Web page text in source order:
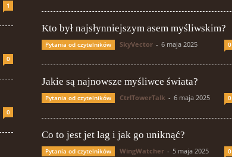
1
0
0
Kto był najsłynniejszym asem myśliwskim?
Pytania od czytelników SkyVector - 6 maja 2025 0
Jakie są najnowsze myśliwce świata?
Pytania od czytelników CtrlTowerTalk - 6 maja 2025 0
Co to jest jet lag i jak go uniknąć?
Pytania od czytelników WingWatcher - 5 maja 2025 0